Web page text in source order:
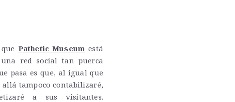
Pathetic Museum está
red social tan puerca
pasa es que, al igual que
allá tampoco contabilizaré,
a sus visitantes.